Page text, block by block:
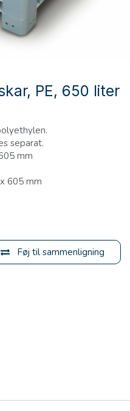
PE, 650 liter
separat.
mm
605 mm
Føj til sammenligning